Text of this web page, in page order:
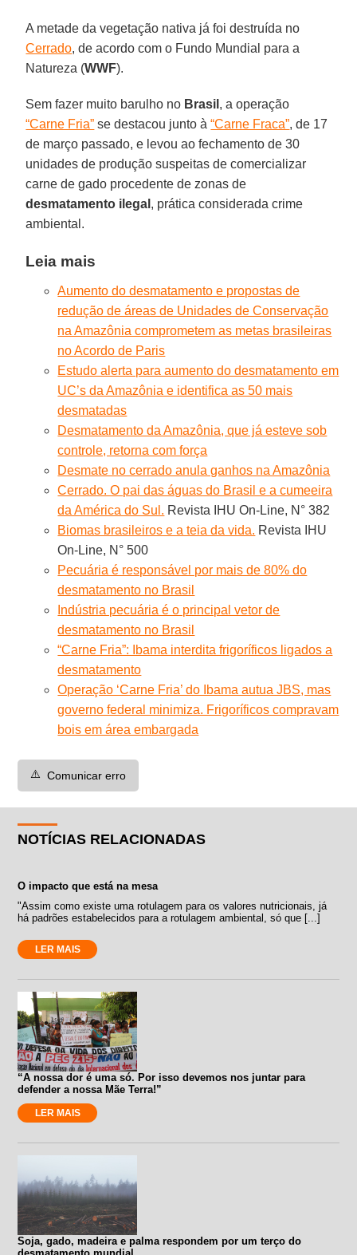
A metade da vegetação nativa já foi destruída no
Cerrado, de acordo com o Fundo Mundial para a
Natureza (WWF).
Sem fazer muito barulho no Brasil , a operação
“Carne Fria” se destacou junto à“Carne Fraca”, de 17
de março passado, e levou ao fechamento de 30
unidades de produção suspeitas de comercializar
carne de gado procedente de zonas de
desmatamento ilegal , prática considerada crime
ambiental.
Leia mais
Aumento do desmatamento e propostas de
redução de áreas de Unidades de Conservação
na Amazônia comprometem as metas brasileiras
no Acordo de Paris
Estudo alerta para aumento do desmatamento em
UC’s da Amazônia e identifica as 50 mais
desmatadas
Desmatamento da Amazônia, que já esteve sob
controle, retorna com força
Desmate no cerrado anula ganhos na Amazônia
Cerrado. O pai das águas do Brasil e a cumeeira
da América do Sul. Revista IHU On-Line, N° 382
Biomas brasileiros e a teia da vida. Revista IHU
On-Line, N° 500
Pecuária é responsável por mais de 80% do
desmatamento no Brasil
Indústria pecuária é o principal vetor de
desmatamento no Brasil
“Carne Fria”: Ibama interdita frigoríficos ligados a
desmatamento
Operação ‘Carne Fria’ do Ibama autua JBS, mas
governo federal minimiza. Frigoríficos compravam
bois em área embargada
⚠️ Comunicar erro
NOTÍCIAS RELACIONADAS
O impacto que está na mesa
"Assim como existe uma rotulagem para os valores nutricionais, já
há padrões estabelecidos para a rotulagem ambiental, só que [...]
LER MAIS
“A nossa dor é uma só. Por isso devemos nos juntar para
defender a nossa Mãe Terra!”
LER MAIS
Soja, gado, madeira e palma respondem por um terço do